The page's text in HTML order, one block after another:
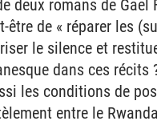
romans de Gaël
de « réparer les
le silence et
dans ces récits
les conditions de
entre le